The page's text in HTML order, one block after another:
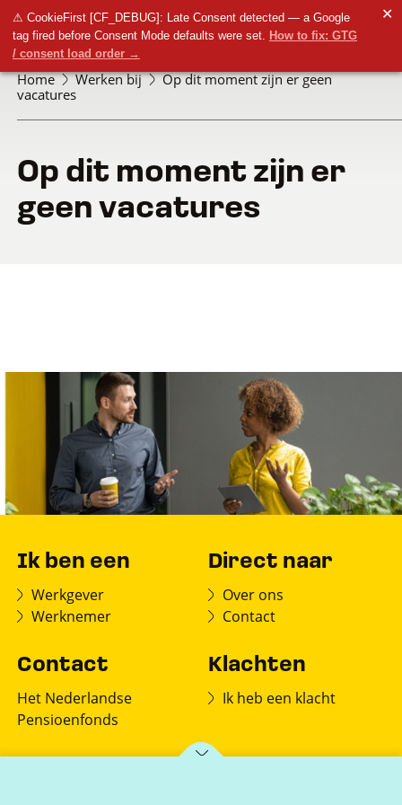
⚠ CookieFirst [CF_DEBUG]: Late Consent detected — a Google
tag fired before Consent Mode defaults were set. How to fix: GTG
/ consent load order →
✕
Home Werken bij
Op dit moment zijn er geen
vacatures
Op dit moment zijn er
geen vacatures
Ik ben een
Werkgever
Werknemer
Direct naar
Over ons
Contact
Contact
Het Nederlandse
Pensioenfonds
Klachten
Ik heb een klacht